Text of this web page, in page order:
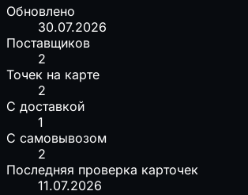
Обновлено
30.07.2026
Поставщиков
2
Точек на карте
2
С доставкой
1
С самовывозом
2
Последняя проверка карточек
11.07.2026